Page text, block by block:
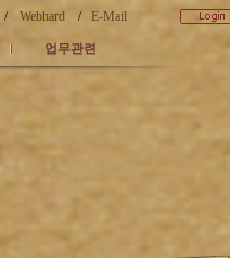
/ Webhard / E-Mail
업무관련